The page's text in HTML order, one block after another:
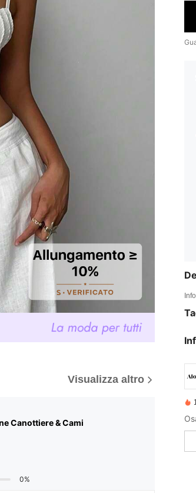
Visualizza altro
Canottiere & Cami
0%